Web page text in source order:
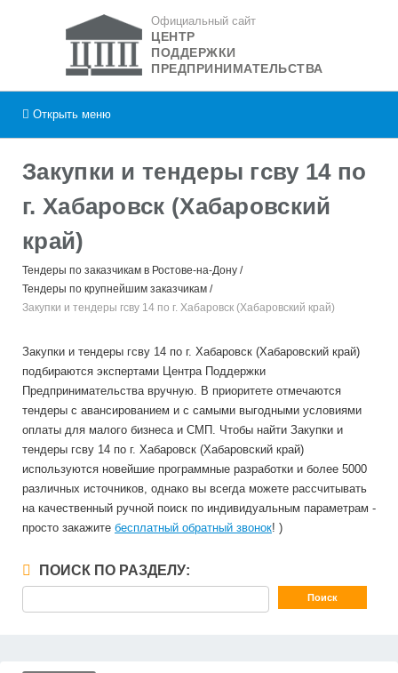
Официальный сайт
ЦЕНТР
ПОДДЕРЖКИ
ПРЕДПРИНИМАТЕЛЬСТВА
Открыть меню
Закупки и тендеры гсву 14 по
г. Хабаровск (Хабаровский
край)
Тендеры по заказчикам в Ростове-на-Дону
Тендеры по крупнейшим заказчикам
Закупки и тендеры гсву 14 по г. Хабаровск (Хабаровский край)
Закупки и тендеры гсву 14 по г. Хабаровск (Хабаровский край)
подбираются экспертами Центра Поддержки
Предпринимательства вручную. В приоритете отмечаются
тендеры с авансированием и с самыми выгодными условиями
оплаты для малого бизнеса и СМП. Чтобы найти Закупки и
тендеры гсву 14 по г. Хабаровск (Хабаровский край)
используются новейшие программные разработки и более 5000
различных источников, однако вы всегда можете рассчитывать
на качественный ручной поиск по индивидуальным параметрам -
просто закажите бесплатный обратный звонок! )
ПОИСК ПО РАЗДЕЛУ: